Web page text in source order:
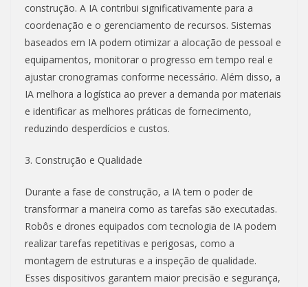
construção. A IA contribui significativamente para a
coordenação e o gerenciamento de recursos. Sistemas
baseados em IA podem otimizar a alocação de pessoal e
equipamentos, monitorar o progresso em tempo real e
ajustar cronogramas conforme necessário. Além disso, a
IA melhora a logística ao prever a demanda por materiais
e identificar as melhores práticas de fornecimento,
reduzindo desperdícios e custos.
3. Construção e Qualidade
Durante a fase de construção, a IA tem o poder de
transformar a maneira como as tarefas são executadas.
Robôs e drones equipados com tecnologia de IA podem
realizar tarefas repetitivas e perigosas, como a
montagem de estruturas e a inspeção de qualidade.
Esses dispositivos garantem maior precisão e segurança,